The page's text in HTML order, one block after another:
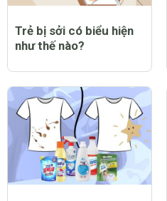
Trẻ bị sởi có biểu hiện
như thế nào?